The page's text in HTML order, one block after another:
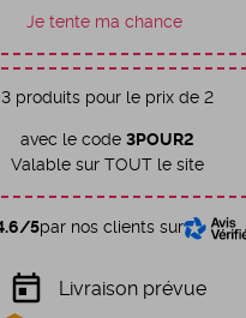
Je tente ma chance
3 produits pour le prix de 2
avec le code 3POUR2
Valable sur TOUT le site
5par nos clients sur
today Livraison prévue